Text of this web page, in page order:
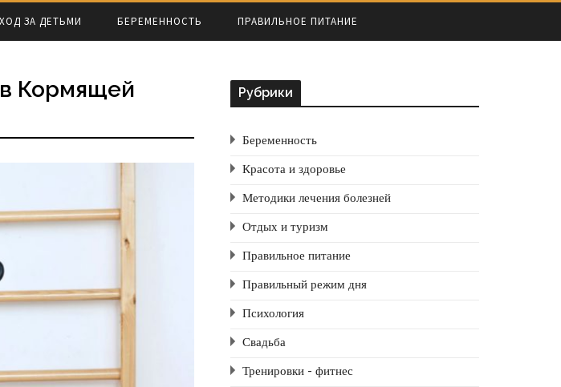
ЗА ДЕТЬМИ БЕРЕМЕННОСТЬ ПРАВИЛЬНОЕ ПИТАНИЕ
Кормящей
Рубрики
Беременность
Красота и здоровье
Методики лечения болезней
Отдых и туризм
Правильное питание
Правильный режим дня
Психология
Свадьба
Тренировки - фитнес